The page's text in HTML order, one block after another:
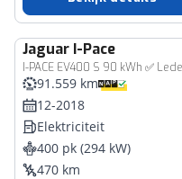
Jaguar I-Pace
I-PACE EV400 S 90 kWh ✅
91.559 km
12-2018
Elektriciteit
400 pk (294 kW)
470 km